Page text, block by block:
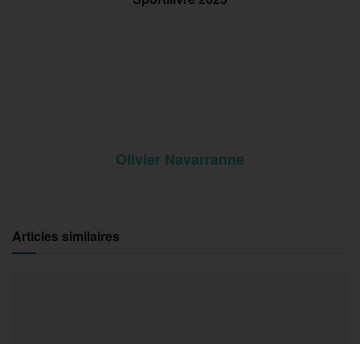
Olivier Navarranne
Articles similaires